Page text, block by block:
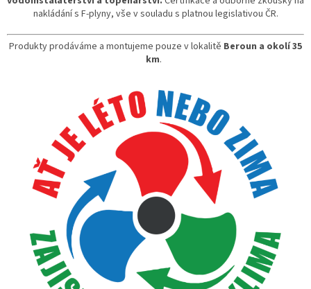
nakládání s F-plyny, vše v souladu s platnou legislativou ČR.
Produkty prodáváme a montujeme pouze v lokalitě Beroun a okolí 35
km.